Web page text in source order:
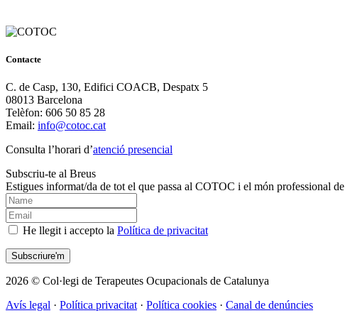
Contacte
C. de Casp, 130, Edifici COACB, Despatx 5
08013 Barcelona
Telèfon: 606 50 85 28
Email: info@cotoc.cat
Consulta l’horari d’atenció presencial
Subscriu-te al Breus
Estigues informat/da de tot el que passa al COTOC i el món professional
He llegit i accepto la Política de privacitat
2026 © Col·legi de Terapeutes Ocupacionals de Catalunya
Avís legal · Política privacitat · Política cookies · Canal de denúncies